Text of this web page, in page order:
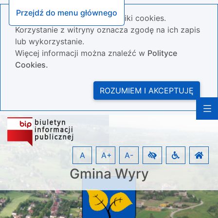
Przejdź do menu głównego
Nasza strona wykorzystuje pliki cookies.
Korzystanie z witryny oznacza zgodę na ich zapis
lub wykorzystanie.
Więcej informacji można znaleźć w Polityce
Cookies.
ROZUMIEM I AKCEPTUJĘ
Gmina Wyry
A A+ A-